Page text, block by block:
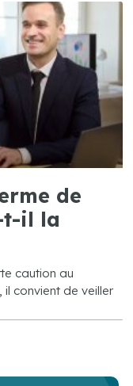
de
t-il la
caution au
il convient de veiller